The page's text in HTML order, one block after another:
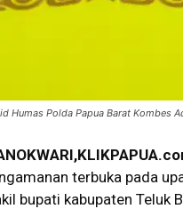
Humas Polda Papua Barat Kombes
terbuka pada
bupati kabupaten